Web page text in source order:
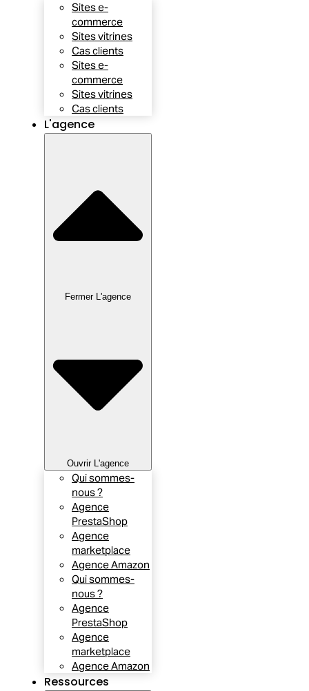
Sites e-
commerce
Sites vitrines
Cas clients
Sites e-
commerce
Sites vitrines
Cas clients
L'agence
Fermer L'agence
Ouvrir L'agence
Qui sommes-
nous ?
Agence
PrestaShop
Agence
marketplace
Agence Amazon
Qui sommes-
nous ?
Agence
PrestaShop
Agence
marketplace
Agence Amazon
Ressources